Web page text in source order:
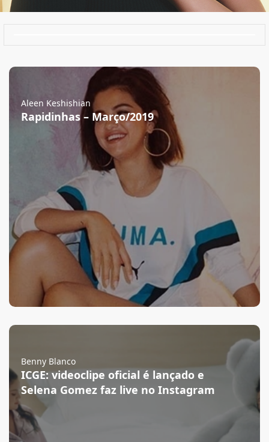
Aleen Keshishian
Rapidinhas – Março/2019
Benny Blanco
ICGE: videoclipe oficial é lançado e
Selena Gomez faz live no Instagram